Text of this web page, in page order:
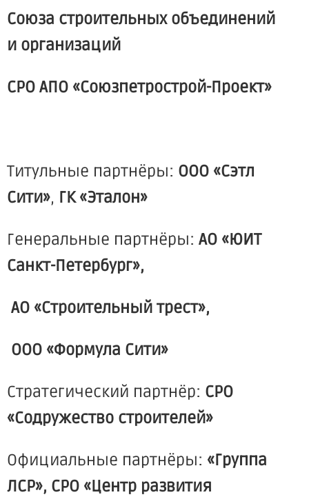
Союза строительных объединений
и организаций
СРО АПО «Союзпетрострой-Проект»
Титульные партнёры: ООО «Сэтл
Сити», ГК «Эталон»
Генеральные партнёры: АО «ЮИТ
Санкт-Петербург»,
АО «Строительный трест»,
ООО «Формула Сити»
Стратегический партнёр: СРО
«Содружество строителей»
Официальные партнёры: «Группа
ЛСР», СРО «Центр развития